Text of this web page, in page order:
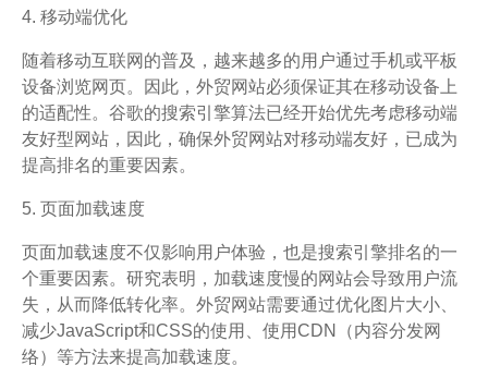
4. 移动端优化
随着移动互联网的普及，越来越多的用户通过手机或平板
设备浏览网页。因此，外贸网站必须保证其在移动设备上
的适配性。谷歌的搜索引擎算法已经开始优先考虑移动端
友好型网站，因此，确保外贸网站对移动端友好，已成为
提高排名的重要因素。
5. 页面加载速度
页面加载速度不仅影响用户体验，也是搜索引擎排名的一
个重要因素。研究表明，加载速度慢的网站会导致用户流
失，从而降低转化率。外贸网站需要通过优化图片大小、
减少JavaScript和CSS的使用、使用CDN（内容分发网
络）等方法来提高加载速度。